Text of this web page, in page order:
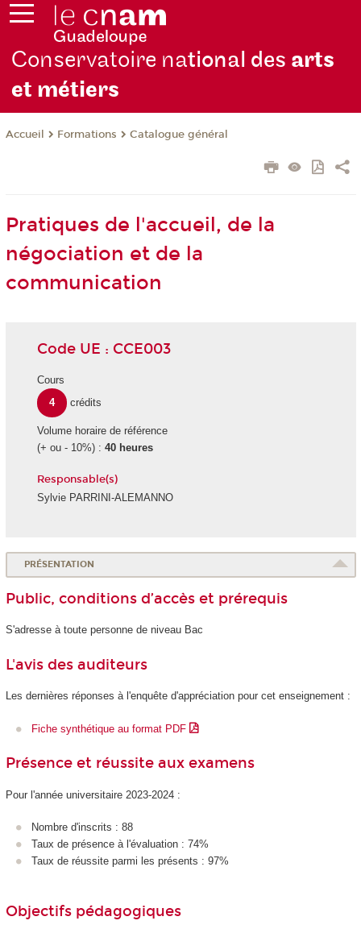
Conservatoire national des arts
et métiers
Accueil Formations Catalogue général
Pratiques de l'accueil, de la
négociation et de la
communication
Code UE : CCE003
Cours
4
crédits
Volume horaire de référence
(+ ou - 10%) : 40 heures
Responsable(s)
Sylvie PARRINI-ALEMANNO
PRÉSENTATION
Public, conditions d’accès et prérequis
S'adresse à toute personne de niveau Bac
L'avis des auditeurs
Les dernières réponses à l'enquête d'appréciation pour cet enseignement :
Fiche synthétique au format PDF
Présence et réussite aux examens
Pour l'année universitaire 2023-2024 :
Nombre d'inscrits : 88
Taux de présence à l'évaluation : 74%
Taux de réussite parmi les présents : 97%
Objectifs pédagogiques